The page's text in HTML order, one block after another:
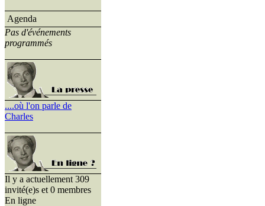
Agenda
Pas d'événements
programmés
....où l'on parle de
Charles
Il y a actuellement 309
invité(e)s et 0 membres
En ligne